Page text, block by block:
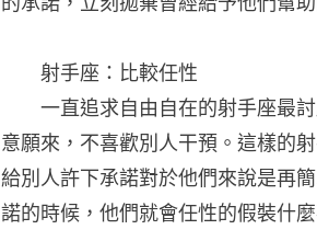
射手座：比較任性
一直追求自由自在的射手座最討
意願來，不喜歡別人干預。這樣的
給別人許下承諾對於他們來說是再
諾的時候，他們就會任性的假裝什